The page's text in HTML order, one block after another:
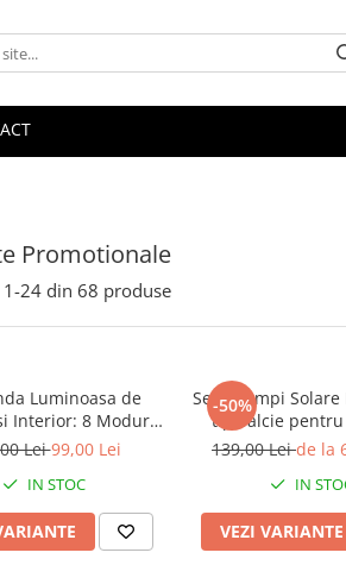
Promotionale
1-24 din 68 produse
Luminoasa de
Interior: 8 Moduri,
(Variante
20m | 30m
Lei99,00 Lei
IN STOC
-50%
Set 2 Lampi
tip Salcie pentru Curte si
Gradina, 120 LED-
139,00 Leide la
IN
VEZI VARIANTE